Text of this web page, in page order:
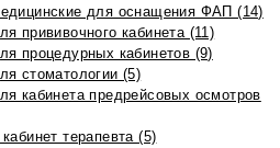
для оснащения ФАП (14)
прививочного кабинета (11)
процедурных кабинетов (9)
стоматологии (5)
кабинета предрейсовых осмотров
терапевта (5)